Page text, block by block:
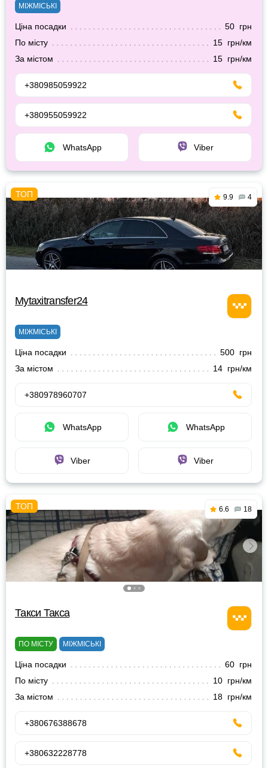
МІЖМІСЬКІ
Ціна посадки
50 грн
По місту
15 грн/км
За містом
15 грн/км
+380985059922
+380955059922
WhatsApp Viber
9.9 4
Mytaxitransfer24
МІЖМІСЬКІ
Ціна посадки
500 грн
За містом
14 грн/км
+380978960707
WhatsApp WhatsApp
Viber Viber
6.6 18
Такси Такса
ПО МІСТУ МІЖМІСЬКІ
Ціна посадки
60 грн
По місту
10 грн/км
За містом
18 грн/км
+380676388678
+380632228778